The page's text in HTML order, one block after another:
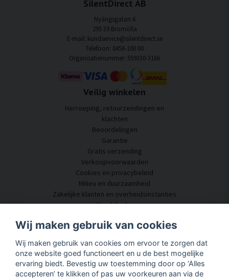
SilentDirect AB
Nyängsgatan 6
295 39 Bromölla
E-mail: kundservice@silentdirect.se
Telefoon: 0456-100 00
Organisatienummer: 559330-3166
Veilig winkelen
Herroeping, retourzendingen en
klachten
Beoordelingen
Garantie
Gratis verzending
Verkoopvoorwaarden
Cookies en privacybeleid
Milieu en duurzaamheid
Zakelijke klanten en overheidsinstanties
Word dealer
Klantenservice
Neem contact met ons op
Akoestisch advies
Montage en installatie
Vragen en antwoorden
Wij maken gebruik van cookies
Wij maken gebruik van cookies om ervoor te zorgen dat
onze website goed functioneert en u de best mogelijke
ervaring biedt. Bevestig uw toestemming door op ‘Alles
accepteren’ te klikken of pas uw voorkeuren aan via de